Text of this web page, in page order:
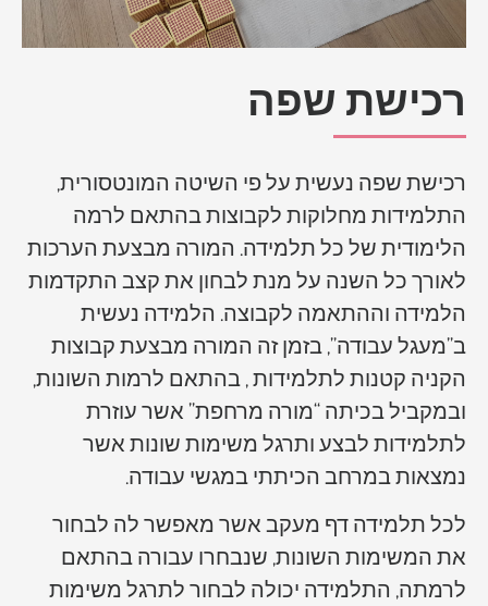
רכישת שפה
רכישת שפה נעשית על פי השיטה המונטסורית,
התלמידות מחלוקות לקבוצות בהתאם לרמה
הלימודית של כל תלמידה. המורה מבצעת הערכות
לאורך כל השנה על מנת לבחון את קצב התקדמות
הלמידה וההתאמה לקבוצה. הלמידה נעשית
ב”מעגל עבודה”, בזמן זה המורה מבצעת קבוצות
הקניה קטנות לתלמידות , בהתאם לרמות השונות,
ובמקביל בכיתה “מורה מרחפת” אשר עוזרת
לתלמידות לבצע ותרגל משימות שונות אשר
נמצאות במרחב הכיתתי במגשי עבודה.
לכל תלמידה דף מעקב אשר מאפשר לה לבחור
את המשימות השונות, שנבחרו עבורה בהתאם
לרמתה, התלמידה יכולה לבחור לתרגל משימות